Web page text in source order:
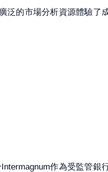
泛的市場分析資源體驗了
作為受監管銀